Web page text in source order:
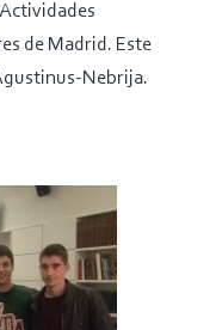
de Madrid. Este
Nebrija.